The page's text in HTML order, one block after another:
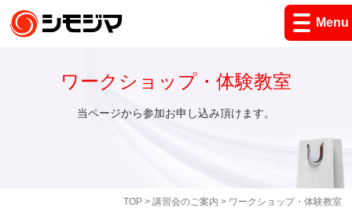
Menu
TOP> 講習会のご案内 > ワークショップ・体験教室
ワークショップ・体験教室
当ページから参加お申し込み頂けます。